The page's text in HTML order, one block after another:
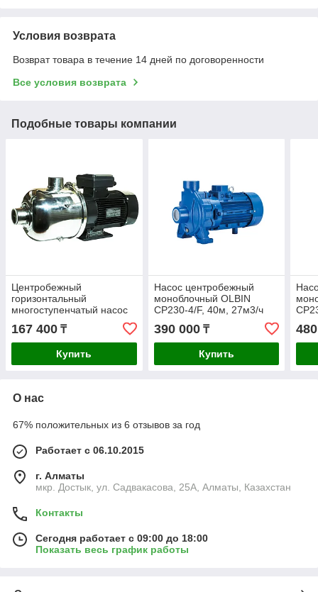
Условия возврата
Возврат товара в течение 14 дней по договоренности
Все условия возврата
Подобные товары компании
Центробежный
горизонтальный
многоступенчатый насос
для холодной и горячей
воды SHIMGE BW8-4,
39м, 10 м3/ч
167 400 ₸
Купить
Насос центробежный
моноблочный OLBIN
CP230-4/F, 40м, 27м3/ч
390 000₸
Купить
О нас
67% положительных из 6 отзывов за год
Работает с 06.10.2015
г. Алматы
мкр. Достык, ул. Садвакасова, 25А, Алматы, Казахстан
Контакты
Сегодня работает с 09:00 до 18:00
Показать весь график работы